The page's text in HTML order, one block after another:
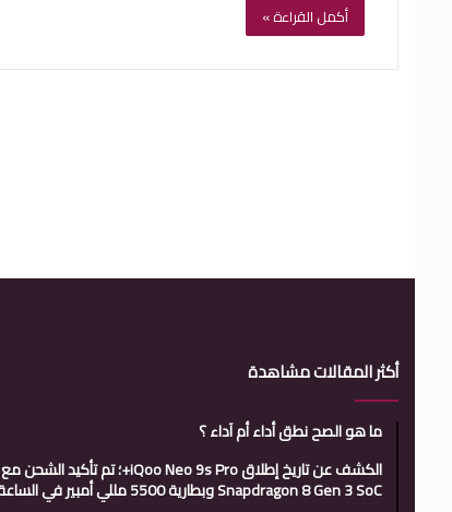
أكمل القراءة »
أكثر المقالات مشاهدة
ما هو الصح نطق أداء أم آداء ؟
الكشف عن تاريخ إطلاق iQoo Neo 9s Pro+؛ تم تأكيد الشحن مع
Snapdragon 8 Gen 3 SoC وبطارية 5500 مللي أمبير في الساعة